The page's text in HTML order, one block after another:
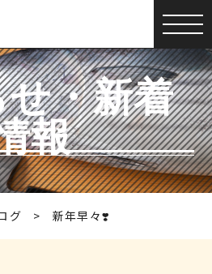
・新着
報
グ 新年早々❣️